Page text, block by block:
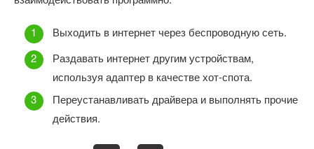
Выходить в интернет через беспроводную сеть.
Раздавать интернет другим устройствам,
используя адаптер в качестве хот-спота.
Переустанавливать драйвера и выполнять прочие
действия.